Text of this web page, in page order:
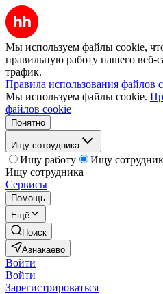
Мы используем файлы cookie,
правильную работу нашего веб-
трафик.
Правила использования файлов
Мы используем файлы cookie.
файлов cookie
Понятно
Ищу сотрудника
Ищу работу
Ищу
Ищу сотрудника
Сервисы
Помощь
Ещё
Поиск
Азнакаево
Войти
Войти
Зарегистрироваться